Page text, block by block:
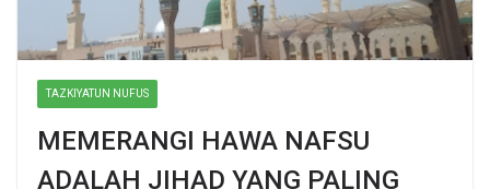
TAZKIYATUN NUFUS
MEMERANGI HAWA NAFSU
ADALAH JIHAD YANG PALING